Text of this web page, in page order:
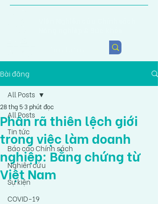
Bài đăng
All Posts
Tin tức
Báo cáo Chính sách
Nghiên cứu
Sự kiện
COVID-19
All Posts
Phân rã thiên lệch giới
trong việc làm doanh
nghiệp: Bằng chứng từ
Việt Nam
28 thg 5 3 phút đọc